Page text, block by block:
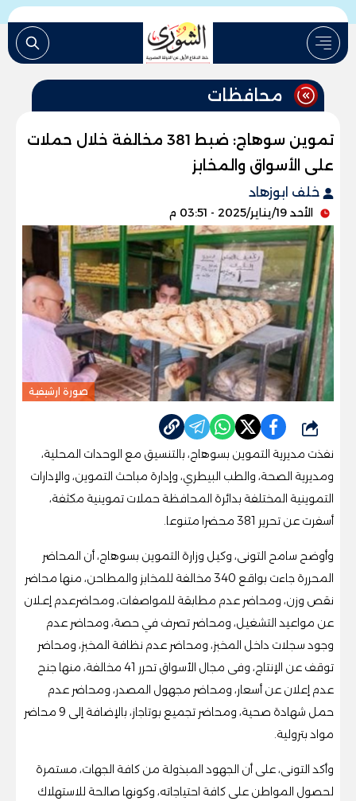
محافظات
تموين سوهاج: ضبط 381 مخالفة خلال حملات
على الأسواق والمخابز
خلف ابوزهاد
الأحد 19/يناير/2025 - 03:51 م
صورة ارشيفية
شارك
نفذت مديرية التموين بسوهاج، بالتنسيق مع الوحدات المحلية،
ومديرية الصحة، والطب البيطري، وإدارة مباحث التموين، والإدارات
التموينية المختلفة بدائرة المحافظة حملات تموينية مكثفة،
أسفرت عن تحرير 381 محضرا متنوعا.
وأوضح سامح التونى، وكيل وزارة التموين بسوهاج، أن المحاضر
المحررة جاءت بواقع 340 مخالفة للمخابز والمطاحن، منها محاضر
نقص وزن، ومحاضر عدم مطابقة للمواصفات، ومحاضرعدم إعـلان
عن مواعيد التشغيل، ومحاضر تصرف في حصة، ومحاضر عدم
وجود سجلات داخل المخبز، ومحاضر عدم نظافة المخبز، ومحاضر
توقف عن الإنتاج، وفى مجال الأسواق تحرر 41 مخالفة، منها جنح
عدم إعلان عن أسعار، ومحاضر مجهول المصدر، ومحاضر عدم
حمل شهادة صحية، ومحاضر تجميع بوتاجاز، بالإضافة إلى 9 محاضر
مواد بترولية.
وأكد التونى، على أن الجهود المبذولة من كافة الجهات، مستمرة
لحصول المواطن على كافة احتياجاته، وكونها صالحة للاستهلاك